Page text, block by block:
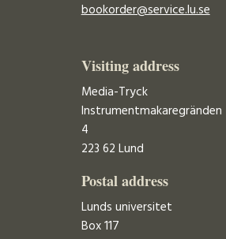
bookorder@service.lu.se
Visiting address
Media-Tryck
Instrumentmakaregränden
4
223 62 Lund
Postal address
Lunds universitet
Box 117